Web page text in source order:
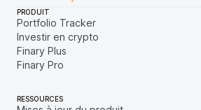
PRODUIT
Portfolio Tracker
Investir en crypto
Finary Plus
Finary Pro
RESSOURCES